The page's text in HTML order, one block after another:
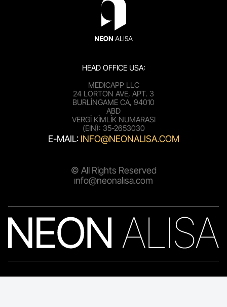
HEAD OFFICE USA:
MEDICAPP LLC
24 LORTON AVE, APT. 3
BURLINGAME CA, 94010
ABD
VERGI KIMLIK NUMARASI
(EIN): 35-2653030
E-MAIL: INFO@NEONALISA.COM
© All Rights Reserved
info@neonalisa.com